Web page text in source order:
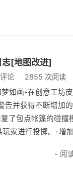
[地图改进]
论 2855 次阅读
如画-在创意工坊
告并获得不断增加
了包点帐篷的碰
家进行投掷。-增
- 阅